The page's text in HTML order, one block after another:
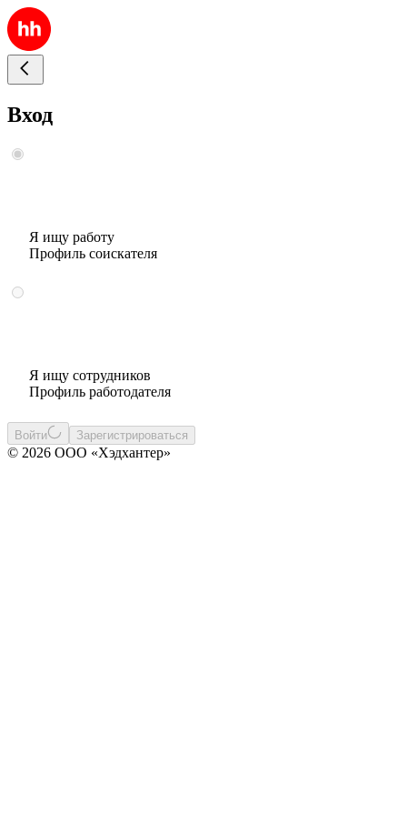
Вход
Я ищу работу
Профиль соискателя
Я ищу сотрудников
Профиль работодателя
Войти Зарегистрироваться
© 2026 ООО «Хэдхантер»